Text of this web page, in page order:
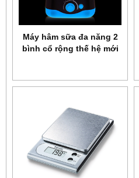
Máy hâm sữa đa năng 2
bình cổ rộng thế hệ mới